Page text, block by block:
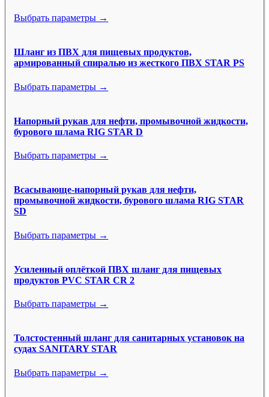
Выбрать параметры →
Шланг из ПВХ для пищевых продуктов,
армированный спиралью из жесткого ПВХ STAR PS
Выбрать параметры →
Напорный рукав для нефти, промывочной жидкости,
бурового шлама RIG STAR D
Выбрать параметры →
Всасывающе-напорный рукав для нефти,
промывочной жидкости, бурового шлама RIG STAR
SD
Выбрать параметры →
Усиленный оплёткой ПВХ шланг для пищевых
продуктов PVC STAR CR 2
Выбрать параметры →
Толстостенный шланг для санитарных установок на
судах SANITARY STAR
Выбрать параметры →